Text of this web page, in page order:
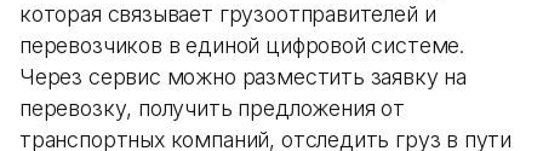
которая связывает грузоотправителей и
перевозчиков в единой цифровой системе.
Через сервис можно разместить заявку на
перевозку, получить предложения от
транспортных компаний, отследить груз в пути